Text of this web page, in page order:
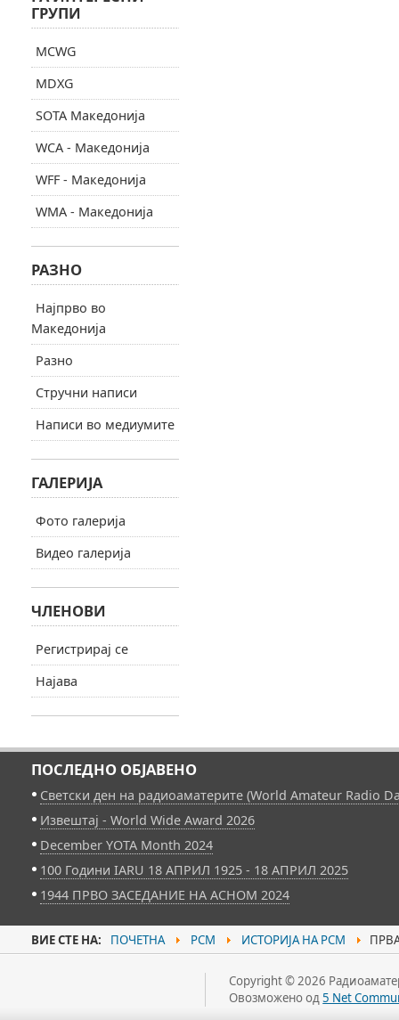
ГРУПИ
MCWG
MDXG
SOTA Македонија
WCA - Македонија
WFF - Македонија
WMA - Македонија
РАЗНО
Најпрво во
Македонија
Разно
Стручни написи
Написи во медиумите
ГАЛЕРИЈА
Фото галерија
Видео галерија
ЧЛЕНОВИ
Регистрирај се
Најава
ПОСЛЕДНО ОБЈАВЕНО
Светски ден на радиоаматерите (World Amateur Radio
Извештај - World Wide Award 2026
December YOTA Month 2024
100 Години IARU 18 АПРИЛ 1925 - 18 АПРИЛ 2025
1944 ПРВО ЗАСЕДАНИЕ НА АСНОМ 2024
ВИЕ СТЕ НА: ПОЧЕТНА РСМ ИСТОРИЈА НА РСМ
Copyright © 2026
Овозможено од5 Net